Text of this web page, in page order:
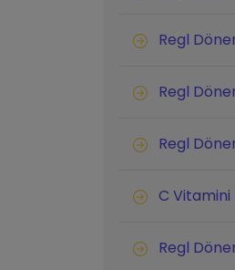
Regl
Regl
Regl
C
Regl